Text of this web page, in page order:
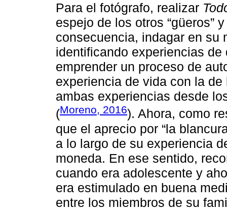
Para el fotógrafo, realizar
espejo de los otros “güeros”
consecuencia, indagar en su
identificando experiencias
emprender un proceso de
experiencia de vida con la
ambas experiencias desde
(Moreno, 2016). Ahora, como
que el aprecio por “la
a lo largo de su experiencia
moneda. En ese sentido,
cuando era adolescente y
era estimulado en buena
entre los miembros de su